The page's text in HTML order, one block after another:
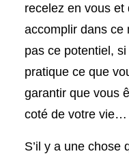
recelez en vous et
accomplir dans ce
pas ce potentiel,
pratique ce que
garantir que vous
coté de votre vie…
S’il y a une chose